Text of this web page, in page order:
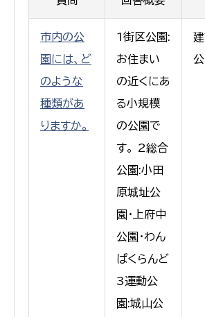
市内の公
園には、ど
のような
種類があ
りますか。
1街区公園:
お住まい
の近くにあ
る小規模
の公園で
す。 2総合
公園:小田
原城址公
園・上府中
公園・わん
ぱくらんど
3運動公
園:城山公
建